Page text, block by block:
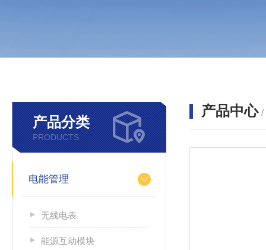
产品分类
PRODUCTS
电能管理
无线电表
能源互动模块
产品中心 /